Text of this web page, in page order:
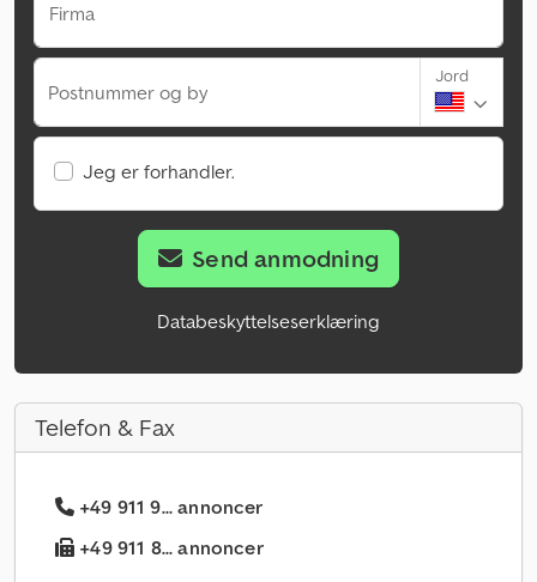
Firma
Postnummer og by
Jord
Jeg er forhandler.
Send anmodning
Databeskyttelseserklæring
Telefon & Fax
+49 911 9... annoncer
+49 911 8... annoncer